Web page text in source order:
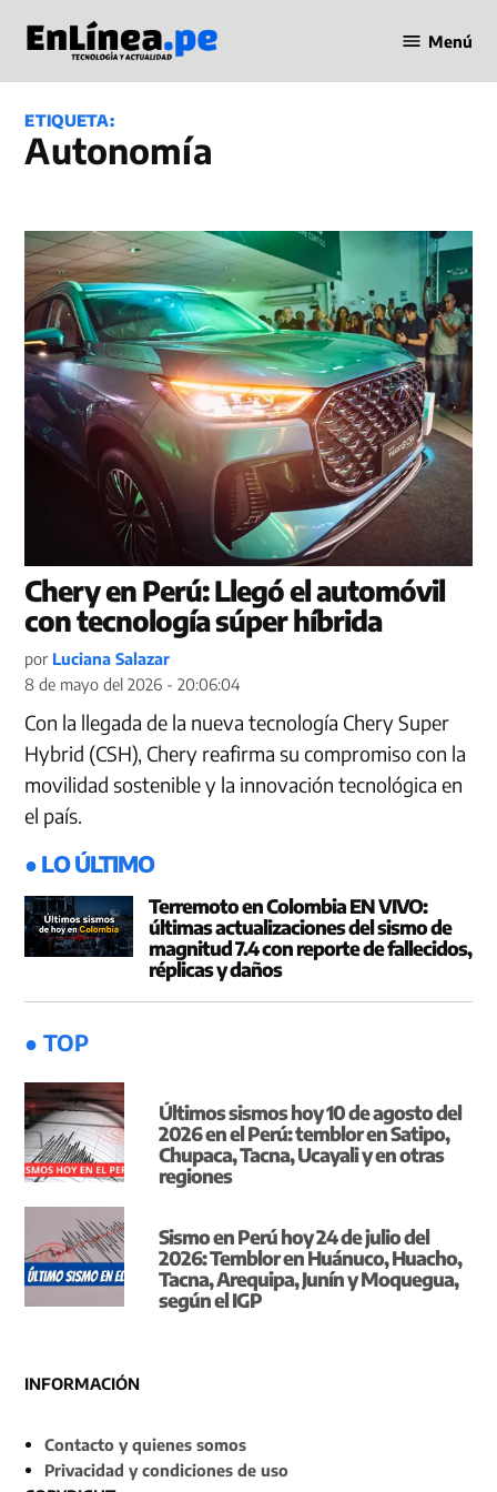
contenido
en Línea
Menú
ETIQUETA:
autonomía
Chery en Perú: Llegó el automóvil
con tecnología súper híbrida
por Luciana Salazar
8 de mayo del 2026 - 20:06:04
Con la llegada de la nueva tecnología Chery Super
Hybrid (CSH), Chery reafirma su compromiso con la
movilidad sostenible y la innovación tecnológica en
el país.
● LO ÚLTIMO
Terremoto en Colombia EN VIVO:
últimas actualizaciones del sismo de
magnitud 7.4 con reporte de fallecidos,
réplicas y daños
● TOP
Últimos sismos hoy 10 de agosto del
2026 en el Perú: temblor en Satipo,
Chupaca, Tacna, Ucayali y en otras
regiones
Sismo en Perú hoy 24 de julio del
2026: Temblor en Huánuco, Huacho,
Tacna, Arequipa, Junín y Moquegua,
según el IGP
INFORMACIÓN
Contacto y quienes somos
Privacidad y condiciones de uso